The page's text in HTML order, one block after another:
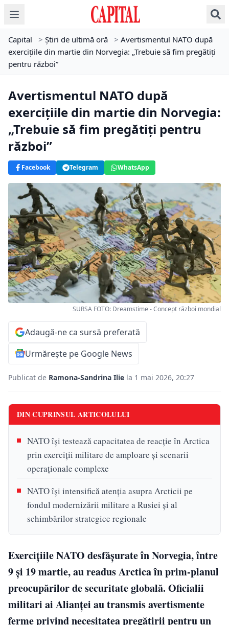
Capital > Știri de ultimă oră > Avertismentul NATO după
exercițiile din martie din Norvegia: „Trebuie să fim pregătiți
pentru război”
Avertismentul NATO după
exercițiile din martie din Norvegia:
„Trebuie să fim pregătiți pentru
război”
Facebook Telegram WhatsApp
SURSA FOTO: Dreamstime - Concept război mondial
Adaugă-ne ca sursă preferată
Urmărește pe Google News
Publicat de Ramona-Sandrina Ilie la 1 mai 2026, 20:27
DIN CUPRINSUL ARTICOLULUI
NATO își testează capacitatea de reacție în Arctica
prin exerciții militare de amploare și scenarii
operaționale complexe
NATO își intensifică atenția asupra Arcticii pe
fondul modernizării militare a Rusiei și al
schimbărilor strategice regionale
Exercițiile NATO desfășurate în Norvegia, între
9 și 19 martie, au readus Arctica în prim-planul
preocupărilor de securitate globală. Oficialii
militari ai Alianței au transmis avertismente
ferme privind necesitatea pregătirii pentru un